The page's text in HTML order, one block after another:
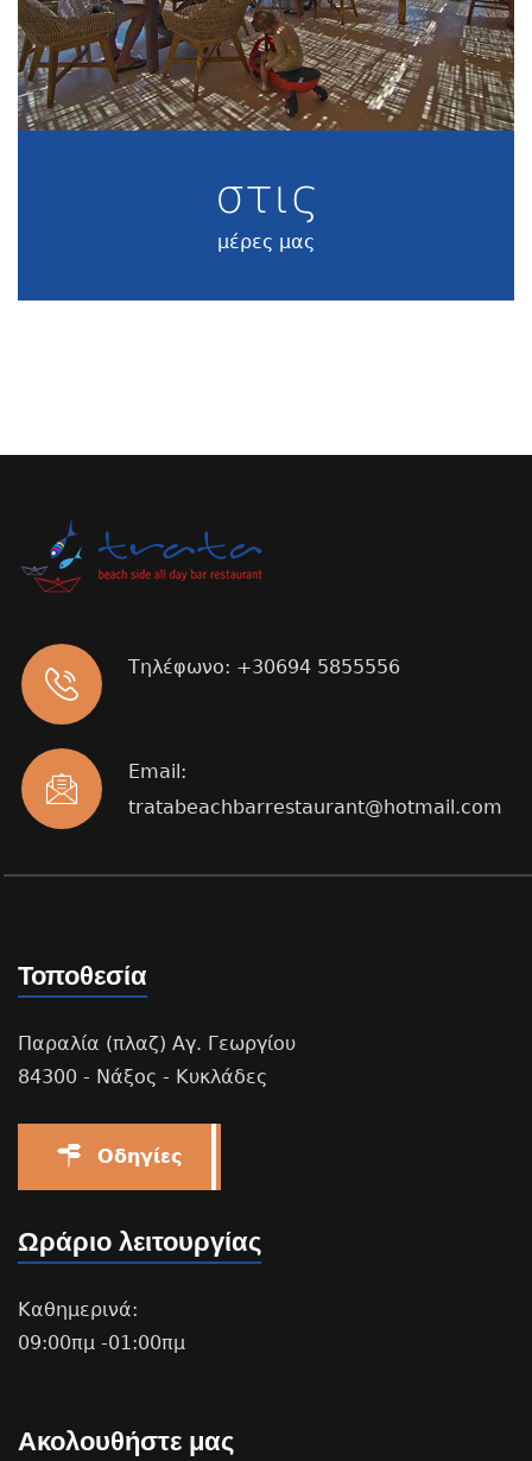
στις
μέρες μας
Τηλέφωνο: +30694 5855556
Email:
tratabeachbarrestaurant@hotmail.com
Τοποθεσία
Παραλία (πλαζ) Αγ. Γεωργίου
84300 - Νάξος - Κυκλάδες
Οδηγίες
Ωράριο λειτουργίας
Καθημερινά:
09:00πμ -01:00πμ
Ακολουθήστε μας